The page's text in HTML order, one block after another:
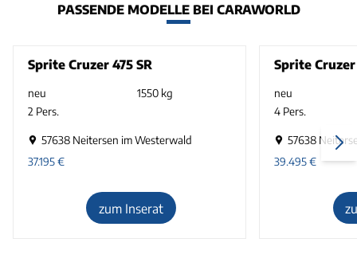
PASSENDE MODELLE BEI CARAWORLD
Sprite Cruzer 475 SR
neu
1550 kg
2 Pers.
57638 Neitersen im Westerwald
37.195€
zum Inserat
Sprite Cruzer
neu
4 Pers.
57638
39.495€